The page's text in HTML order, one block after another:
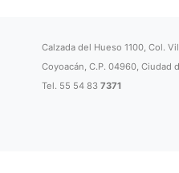
Calzada del Hueso 1100, Col.
Coyoacán, C.P. 04960, Ciudad
Tel. 55 54 837371